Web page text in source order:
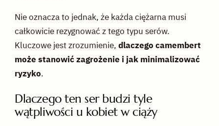
Nie oznacza to jednak, że każda ciężarna musi
całkowicie rezygnować z tego typu serów.
Kluczowe jest zrozumienie,dlaczego camembert
może stanowić zagrożenie i jak minimalizować
ryzyko.
Dlaczego ten ser budzi tyle
wątpliwości u kobiet w ciąży